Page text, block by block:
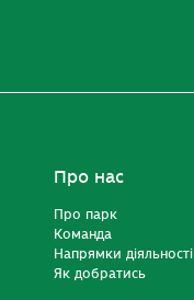
Про нас
Про парк
Команда
Напрямки діяльності
Як добратись